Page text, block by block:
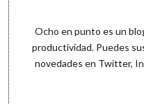
Ocho en punto es un
productividad. Puedes
novedades en Twitter,